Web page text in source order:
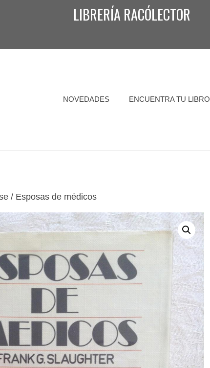
LIBRERÍA RACÓLECTOR
NOVEDADES ENCUENTRA TU LIBRO
/ Esposas de médicos